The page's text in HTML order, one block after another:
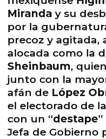
Miranda y su
por la
precoz y agitada,
alocada como la
Sheinbaum,
junto con la
afán de López
el electorado de la
con un “destape
Jefa de Gobierno